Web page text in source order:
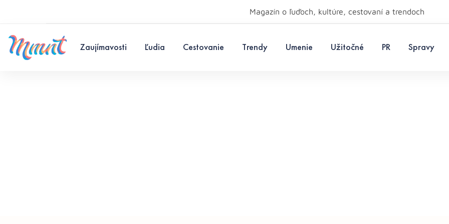
Magazín o ľuďoch, kultúre, cestovaní a trendoch
Zaujímavosti Ľudia Cestovanie Trendy Umenie Užitočné PR Spravy